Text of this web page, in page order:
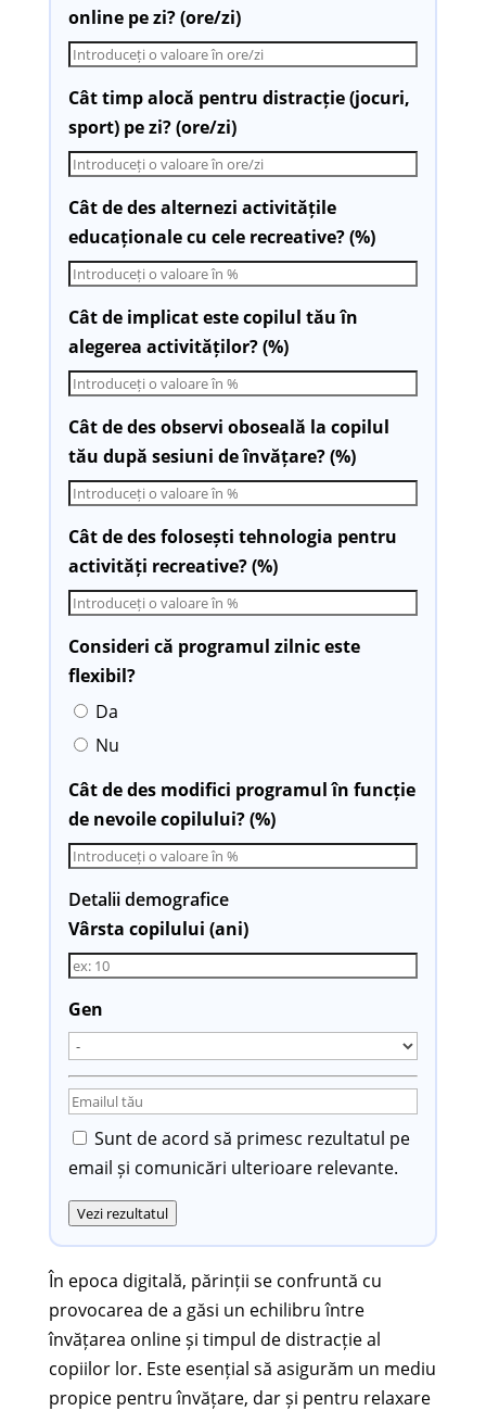
online pe zi? (ore/zi)
Cât timp alocă pentru distracție (jocuri,
sport) pe zi? (ore/zi)
Cât de des alternezi activitățile
educaționale cu cele recreative? (%)
Cât de implicat este copilul tău în
alegerea activităților? (%)
Cât de des observi oboseală la copilul
tău după sesiuni de învățare? (%)
Cât de des folosești tehnologia pentru
activități recreative? (%)
Consideri că programul zilnic este
flexibil?
Da
Nu
Cât de des modifici programul în funcție
de nevoile copilului? (%)
Detalii demografice
Vârsta copilului (ani)
Gen
Sunt de acord să primesc rezultatul pe
email și comunicări ulterioare relevante.
Vezi rezultatul
În epoca digitală, părinții se confruntă cu
provocarea de a găsi un echilibru între
învățarea online și timpul de distracție al
copiilor lor. Este esențial să asigurăm un mediu
propice pentru învățare, dar și pentru relaxare